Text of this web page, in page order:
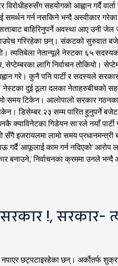
सहयोगको आह्वान गर्दै
गर्न नसकिने भन्दै अस्वीकार
बाहिरिनुपर्ने अवस्था आए उनी
दाउपेच गरिरहेका छन्। संकटको
त्यतिबेला नेतान्यूले नेस्टका ६५
लागि निर्वाचन तोकियो।
गरे। कुनै पनि पार्टी र सदस्यले
नेस्टका दुई ठूला दलका नेताहरुबीचको
समय टिकेन। आलोपालो सरकार
डिसेम्बर २३ सम्म पारित हुनुपर्ने
गिडेयन सा’रले नयाँ पार्टी
सँगै इजरायलमा लामो समय
‘आफूलाई काम गर्न नदिएको’ आरोप
बनाउने,’ निर्वाचनका क्रममा उनले
!, सरकार-
छट्पटाइरहेका छन्। अर्कोतर्फ